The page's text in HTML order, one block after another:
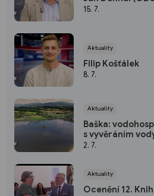
15. 7.
Aktuality
Filip Košťálek
8. 7.
Aktuality
Baška:
s vyvěráním
2. 7.
Aktuality
Ocenění 12.